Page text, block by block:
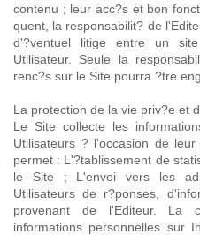
contenu ; leur acc?s et bon
quent, la responsabilit? de
d'?ventuel litige entre un
Utilisateur. Seule la
renc?s sur le Site pourra ?tre
La protection de la vie priv?e et
Le Site collecte les
Utilisateurs ? l'occasion de
permet : L'?tablissement de
le Site ; L'envoi vers les
Utilisateurs de r?ponses,
provenant de l'Editeur. La
informations personnelles sur